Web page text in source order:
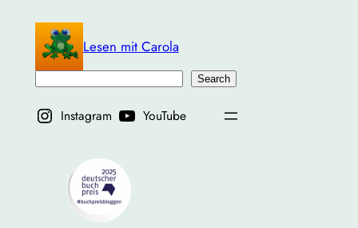
springen
Lesen mit Carola
Search
Instagram YouTube